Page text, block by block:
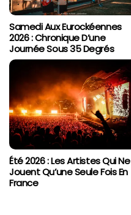
Samedi Aux Eurockéennes
2026 : Chronique D’une
Journée Sous 35 Degrés
Été 2026 : Les Artistes Qui Ne
Jouent Qu’une Seule Fois En
France